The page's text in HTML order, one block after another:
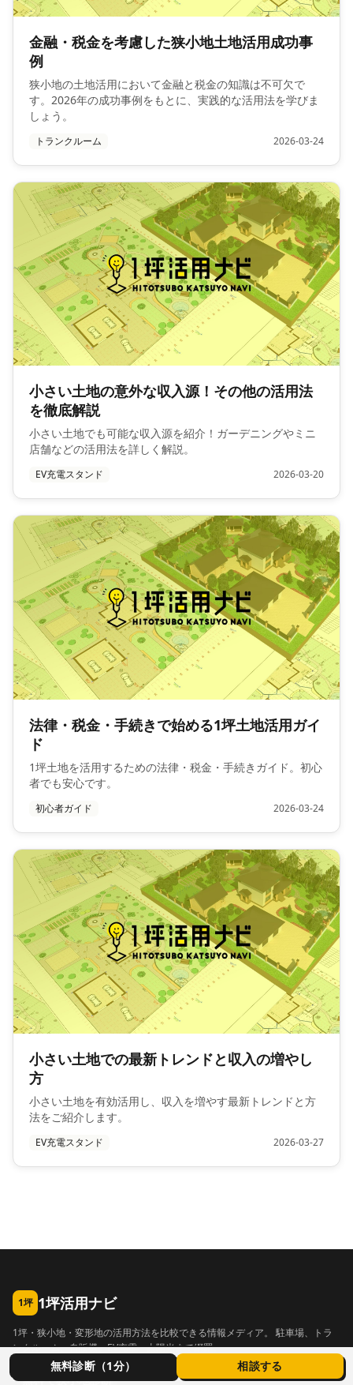
金融・税金を考慮した狭小地土地活用成功事
例
狭小地の土地活用において金融と税金の知識は不可欠で
す。2026年の成功事例をもとに、実践的な活用法を学びま
しょう。
トランクルーム 2026-03-24
小さい土地の意外な収入源！その他の活用法
を徹底解説
小さい土地でも可能な収入源を紹介！ガーデニングやミニ
店舗などの活用法を詳しく解説。
EV充電スタンド 2026-03-20
法律・税金・手続きで始める1坪土地活用ガイ
ド
1坪土地を活用するための法律・税金・手続きガイド。初心
者でも安心です。
初心者ガイド 2026-03-24
小さい土地での最新トレンドと収入の増やし
方
小さい土地を有効活用し、収入を増やす最新トレンドと方
法をご紹介します。
EV充電スタンド 2026-03-27
1坪 1坪活用ナビ
1坪・狭小地・変形地の活用方法を比較できる情報メディア。 駐車場、トラ
ンクルーム、自販機、EV充電、太陽光まで網羅。
無料で狭小地診断
無料診断（1分） 相談する